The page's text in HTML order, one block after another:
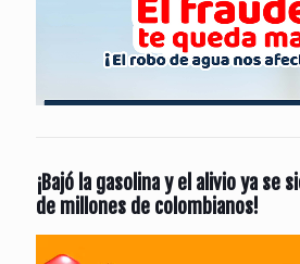
¡Bajó la gasolina y el alivio ya se
de millones de colombianos!